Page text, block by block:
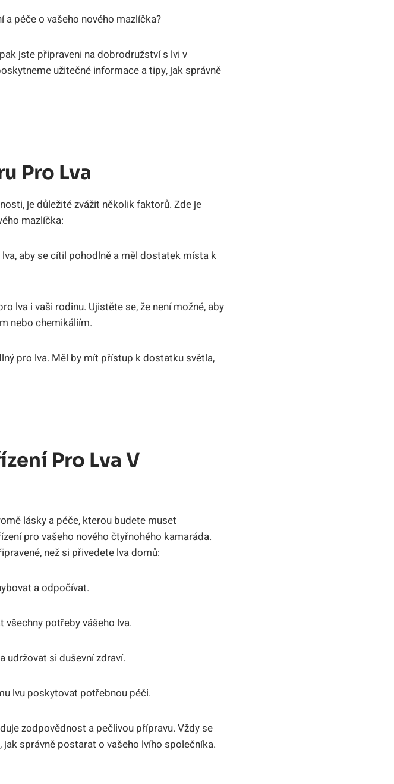
péče o vašeho nového mazlíčka?
jste připraveni na dobrodružství s lvi v
užitečné informace a tipy, jak správně
Pro Lva
je důležité zvážit několik faktorů. Zde je
mazlíčka:
aby se cítil pohodlně a měl dostatek místa k
lva i vaši rodinu. Ujistěte se, že není možné, aby
nebo chemikáliím.
pro lva. Měl by mít přístup k dostatku světla,
Pro Lva V
lásky a péče, kterou budete muset
pro vašeho nového čtyřnohého kamaráda.
než si přivedete lva domů:
a odpočívat.
všechny potřeby vášeho lva.
udržovat si duševní zdraví.
lvu poskytovat potřebnou péči.
zodpovědnost a pečlivou přípravu. Vždy se
správně postarat o vašeho lvího společníka.